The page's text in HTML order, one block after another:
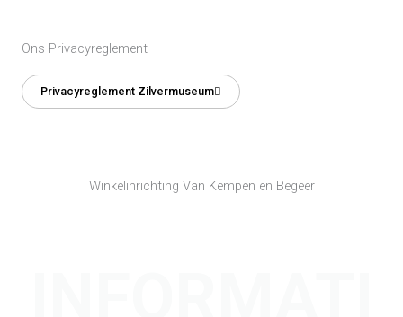
Ons Privacyreglement
Privacyreglement Zilvermuseum
Winkelinrichting Van Kempen en Begeer